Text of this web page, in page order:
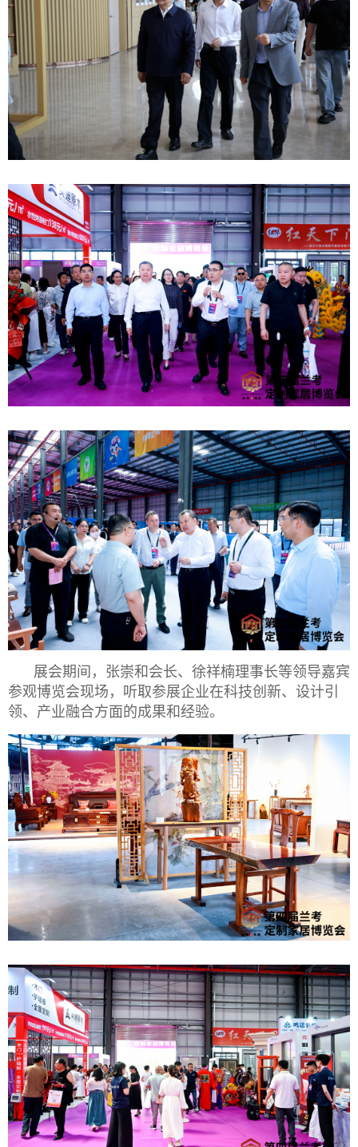
展会期间，张崇和会长、徐祥楠理事长等领导嘉宾
参观博览会现场，听取参展企业在科技创新、设计引
领、产业融合方面的成果和经验。